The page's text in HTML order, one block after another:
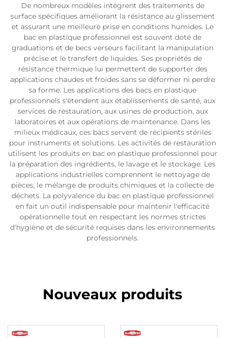
De nombreux modèles intègrent des traitements de
surface spécifiques améliorant la résistance au glissement
et assurant une meilleure prise en conditions humides. Le
bac en plastique professionnel est souvent doté de
graduations et de becs verseurs facilitant la manipulation
précise et le transfert de liquides. Ses propriétés de
résistance thermique lui permettent de supporter des
applications chaudes et froides sans se déformer ni perdre
sa forme. Les applications des bacs en plastique
professionnels s'étendent aux établissements de santé, aux
services de restauration, aux usines de production, aux
laboratoires et aux opérations de maintenance. Dans les
milieux médicaux, ces bacs servent de récipients stériles
pour instruments et solutions. Les activités de restauration
utilisent les produits en bac en plastique professionnel pour
la préparation des ingrédients, le lavage et le stockage. Les
applications industrielles comprennent le nettoyage de
pièces, le mélange de produits chimiques et la collecte de
déchets. La polyvalence du bac en plastique professionnel
en fait un outil indispensable pour maintenir l'efficacité
opérationnelle tout en respectant les normes strictes
d'hygiène et de sécurité requises dans les environnements
professionnels.
Nouveaux produits